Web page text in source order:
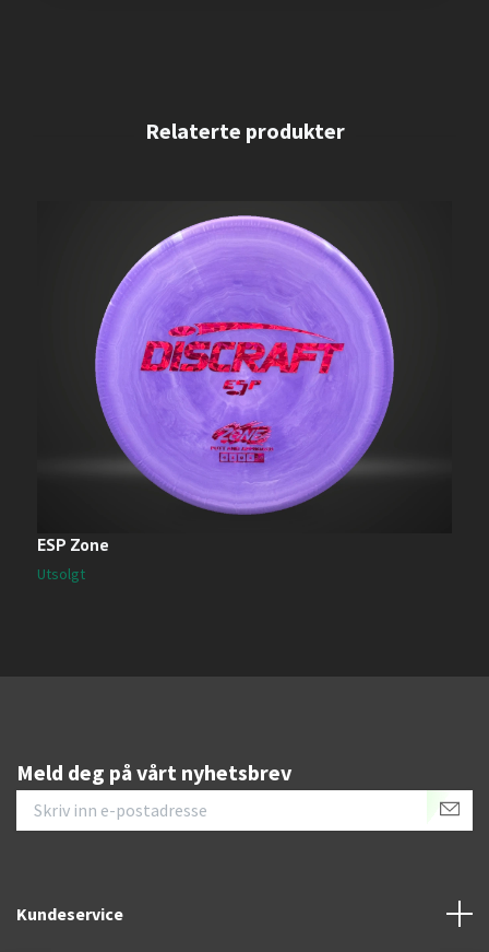
ESP Zone
Utsolgt
Meld deg på vårt nyhetsbrev
Kundeservice